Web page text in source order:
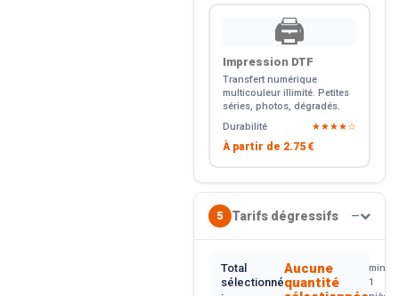
🖨️
Impression DTF
Transfert numérique
multicouleur illimité. Petites
séries, photos, dégradés.
Durabilité
★★★★☆
À partir de 2.75 €
5 Tarifs dégressifs —
Total
sélectionné
Aucune
quantité
min.
1